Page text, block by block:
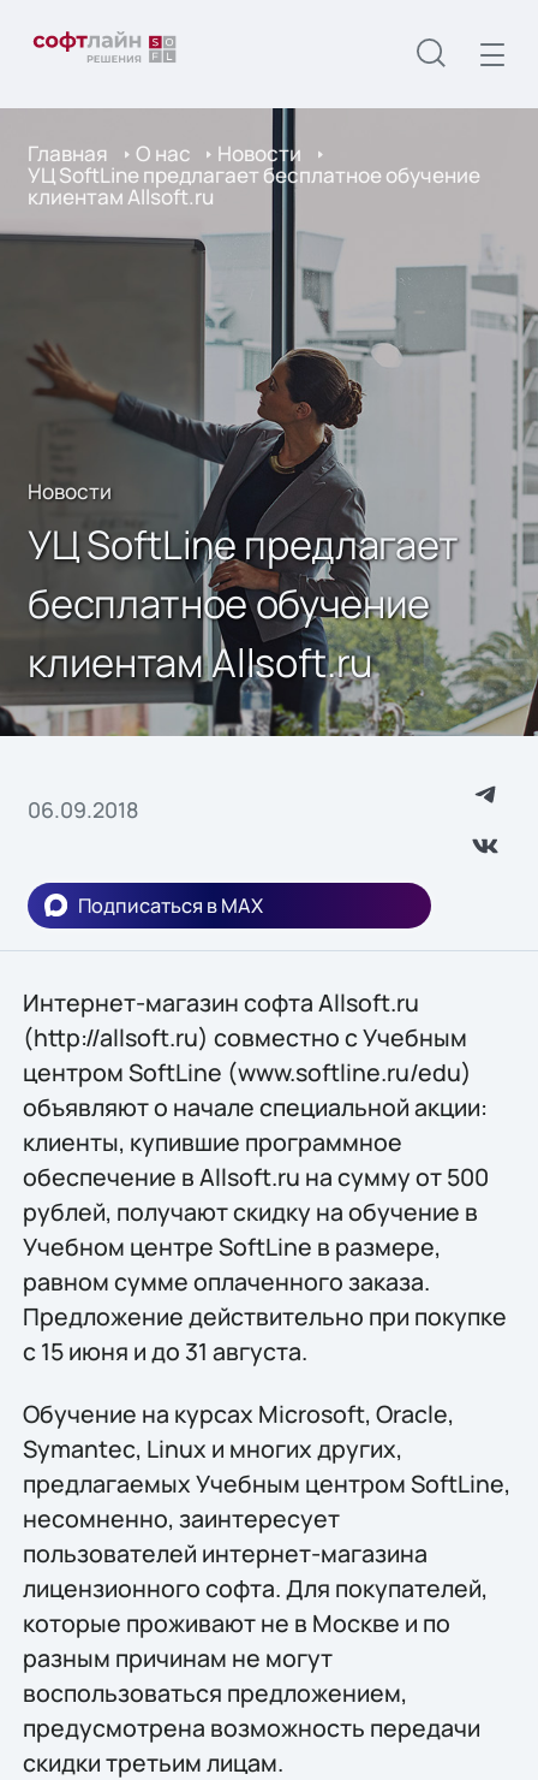
Главная О нас Новости
УЦ SoftLine предлагает бесплатное обучение
клиентам Allsoft.ru
Новости
УЦ SoftLine предлагает
бесплатное обучение
клиентам Allsoft.ru
06.09.2018
Подписаться в MAX
Интернет-магазин софта Allsoft.ru
(http://allsoft.ru) совместно с Учебным
центром SoftLine (www.softline.ru/edu)
объявляют о начале специальной акции:
клиенты, купившие программное
обеспечение в Allsoft.ru на сумму от 500
рублей, получают скидку на обучение в
Учебном центре SoftLine в размере,
равном сумме оплаченного заказа.
Предложение действительно при покупке
с 15 июня и до 31 августа.
Обучение на курсах Microsoft, Oracle,
Symantec, Linux и многих других,
предлагаемых Учебным центром SoftLine,
несомненно, заинтересует
пользователей интернет-магазина
лицензионного софта. Для покупателей,
которые проживают не в Москве и по
разным причинам не могут
воспользоваться предложением,
предусмотрена возможность передачи
скидки третьим лицам.